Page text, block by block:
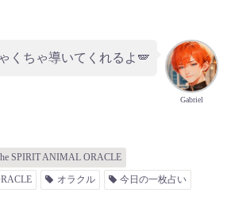
Gabriel
くちゃ導いてくれるよ🪽
SPIRIT ANIMAL ORACLE
オラクル 今日の一枚占い